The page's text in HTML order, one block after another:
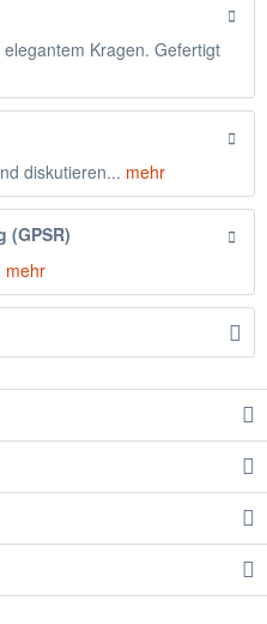
Kragen. Gefertigt
diskutieren... mehr
(GPSR)
mehr